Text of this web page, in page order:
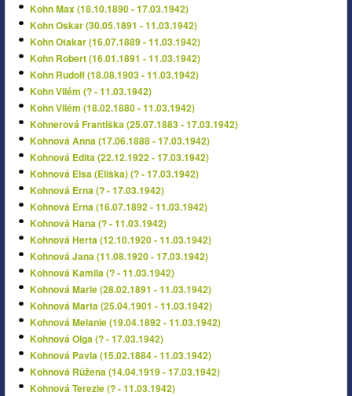
Kohn Max (18.10.1890 - 17.03.1942)
Kohn Oskar (30.05.1891 - 11.03.1942)
Kohn Otakar (16.07.1889 - 11.03.1942)
Kohn Robert (16.01.1891 - 11.03.1942)
Kohn Rudolf (18.08.1903 - 11.03.1942)
Kohn Vilém (? - 11.03.1942)
Kohn Vilém (18.02.1880 - 11.03.1942)
Kohnerová Františka (25.07.1883 - 17.03.1942)
Kohnová Anna (17.06.1888 - 17.03.1942)
Kohnová Edita (22.12.1922 - 17.03.1942)
Kohnová Elsa (Eliška) (? - 17.03.1942)
Kohnová Erna (? - 17.03.1942)
Kohnová Erna (16.07.1892 - 11.03.1942)
Kohnová Hana (? - 11.03.1942)
Kohnová Herta (12.10.1920 - 11.03.1942)
Kohnová Jana (11.08.1920 - 17.03.1942)
Kohnová Kamila (? - 11.03.1942)
Kohnová Marie (28.02.1891 - 11.03.1942)
Kohnová Marta (25.04.1901 - 11.03.1942)
Kohnová Melanie (19.04.1892 - 11.03.1942)
Kohnová Olga (? - 17.03.1942)
Kohnová Pavla (15.02.1884 - 11.03.1942)
Kohnová Růžena (14.04.1919 - 17.03.1942)
Kohnová Terezie (? - 11.03.1942)